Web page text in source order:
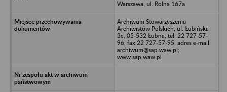
Warszawa, ul. Rolna 167a
Archiwum Stowarzyszenia
Archiwistów Polskich, ul. Łubińska
3c, 05-532 Łubna, tel. 22 727-57-
96, fax 22 727-57-95, adres e-mail:
archiwum@sap.waw.pl;
www.sap.waw.pl